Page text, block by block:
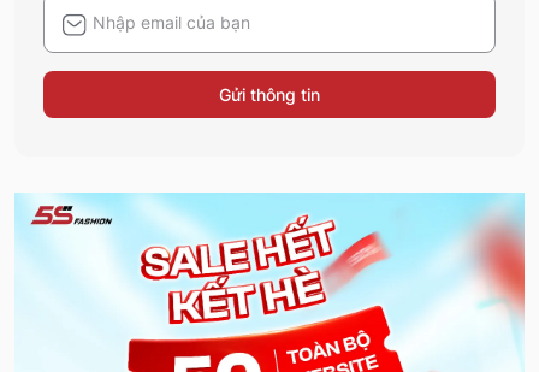
Gửi thông tin